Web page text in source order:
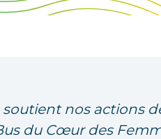
nos actions
du Cœur des